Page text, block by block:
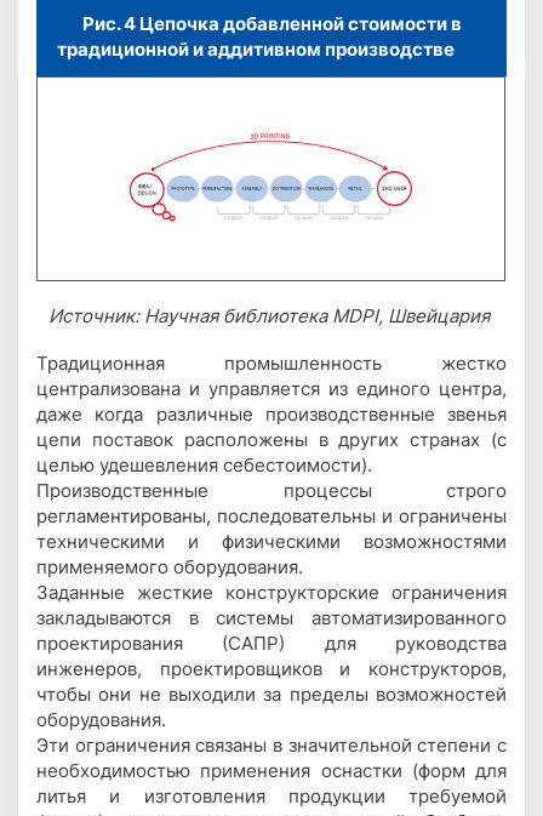
Рис. 4 Цепочка добавленной стоимости в
традиционной и аддитивном производстве
Источник: Научная библиотека MDPI, Швейцария
Традиционная промышленность жестко
централизована и управляется из единого центра,
даже когда различные производственные звенья
цепи поставок расположены в других странах (с
целью удешевления себестоимости).
Производственные процессы строго
регламентированы, последовательны и ограничены
техническими и физическими возможностями
применяемого оборудования.
Заданные жесткие конструкторские ограничения
закладываются в системы автоматизированного
проектирования (САПР) для руководства
инженеров, проектировщиков и конструкторов,
чтобы они не выходили за пределы возможностей
оборудования.
Эти ограничения связаны в значительной степени с
необходимостью применения оснастки (форм для
литья и изготовления продукции требуемой